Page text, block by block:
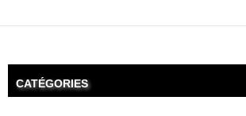
CATÉGORIES